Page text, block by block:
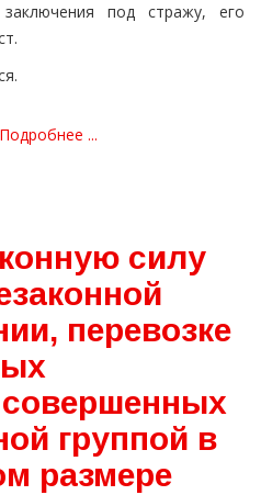
под стражу, его
Подробнее ...
силу
перевозке
группой в
размере